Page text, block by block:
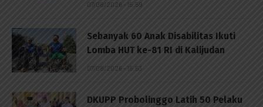
07/08/2026 - 15:59
Sebanyak 60 Anak Disabilitas Ikuti
Lomba HUT ke-81 RI di Kalijudan
07/08/2026 - 15:53
DKUPP Probolinggo Latih 50 Pelaku